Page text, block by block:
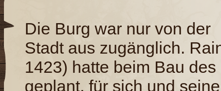
Die Burg war nur von der
Stadt aus zugänglich.
1423) hatte beim Bau
geplant, für sich und